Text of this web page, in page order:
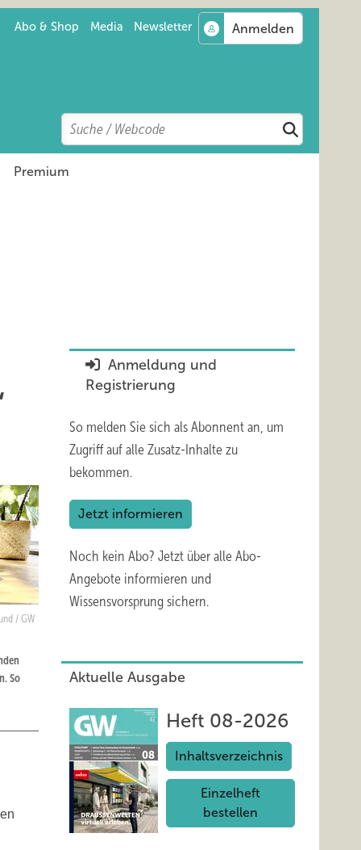
Abo & Shop Media Newsletter
Search
Suchen
Premium
/ GW
So
Anmeldung und
Registrierung
So melden Sie sich als Abonnent an, um
Zugriff auf alle Zusatz-Inhalte zu
bekommen.
Jetzt informieren
Noch kein Abo? Jetzt über alle Abo-
Angebote informieren und
Wissensvorsprung sichern.
Aktuelle Ausgabe
Heft 08-2026
Inhaltsverzeichnis
Einzelheft
bestellen